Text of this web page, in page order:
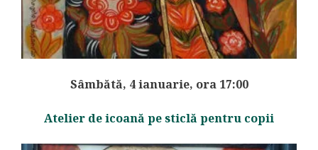
Sâmbătă, 4 ianuarie, ora 17:00
Atelier de icoană pe sticlă pentru copii